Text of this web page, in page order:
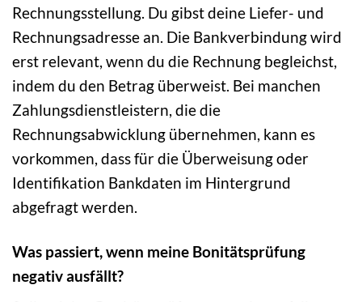
Rechnungsstellung. Du gibst deine Liefer- und
Rechnungsadresse an. Die Bankverbindung wird
erst relevant, wenn du die Rechnung begleichst,
indem du den Betrag überweist. Bei manchen
Zahlungsdienstleistern, die die
Rechnungsabwicklung übernehmen, kann es
vorkommen, dass für die Überweisung oder
Identifikation Bankdaten im Hintergrund
abgefragt werden.
Was passiert, wenn meine Bonitätsprüfung
negativ ausfällt?